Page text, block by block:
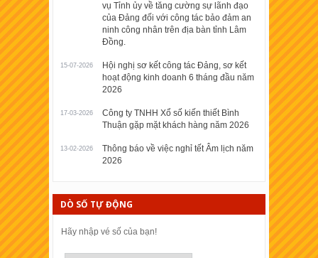
vụ Tỉnh ủy về tăng cường sự lãnh đạo
của Đảng đối với công tác bảo đảm an
ninh công nhân trên địa bàn tỉnh Lâm
Đồng.
15-07-2026
Hội nghị sơ kết công tác Đảng, sơ kết
hoạt động kinh doanh 6 tháng đầu năm
2026
17-03-2026
Công ty TNHH Xổ số kiến thiết Bình
Thuận gặp mặt khách hàng năm 2026
13-02-2026
Thông báo về việc nghỉ tết Âm lịch năm
2026
DÒ SỐ TỰ ĐỘNG
Hãy nhập vé số của bạn!